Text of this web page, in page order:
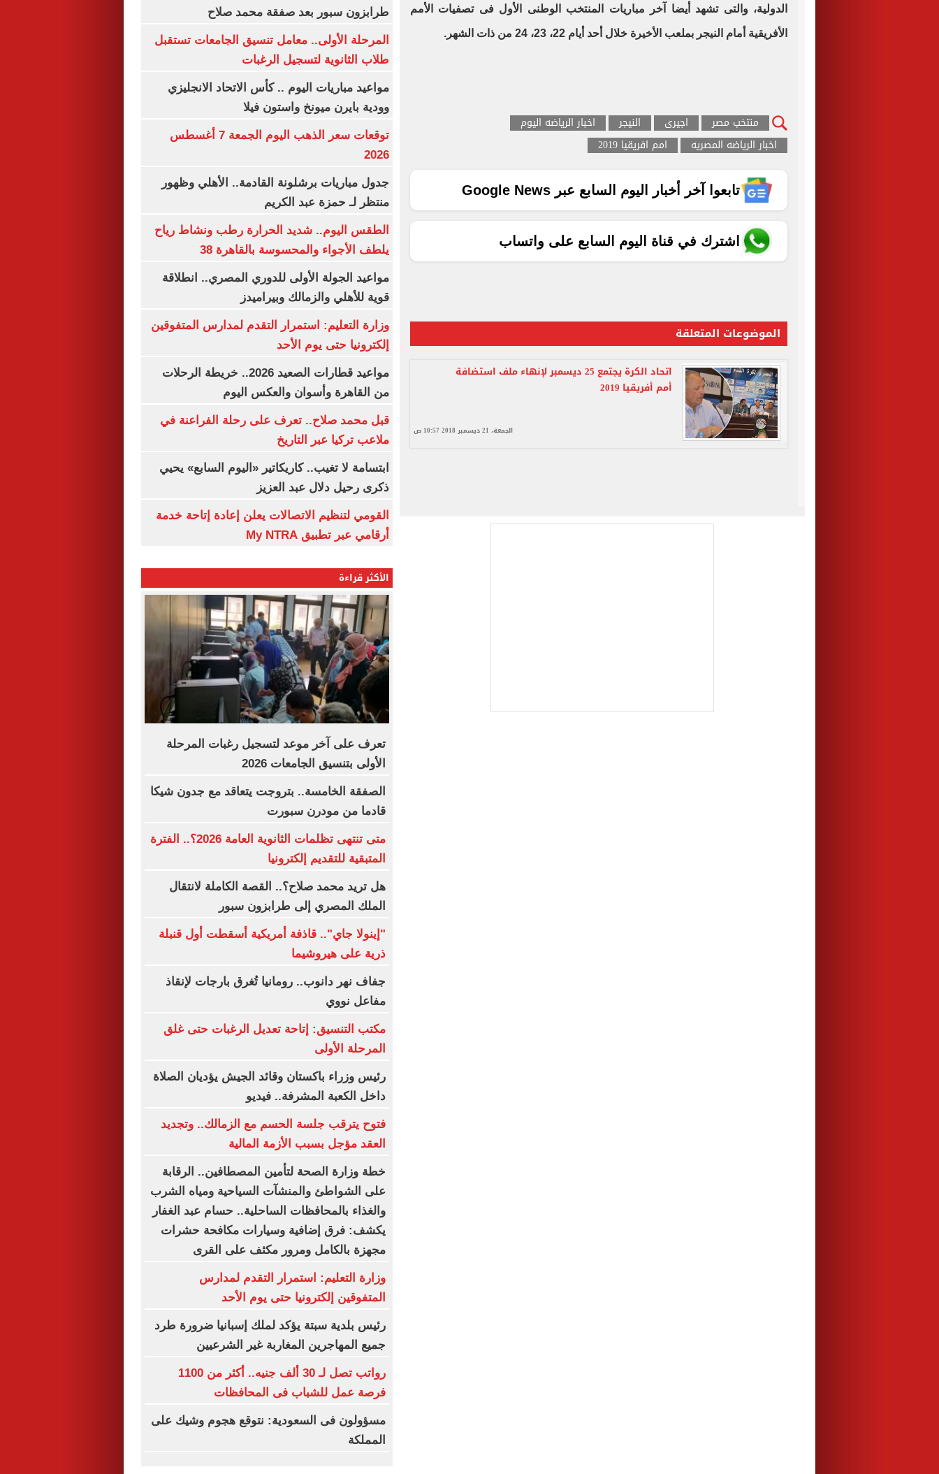
الدولية، والتى تشهد أيضا آخر مباريات المنتخب الوطنى الأول فى تصفيات الأمم
الأفريقية أمام النيجر بملعب الأخيرة خلال أحد أيام 22، 23، 24 من ذات الشهر.
منتخب مصر اجيرى النيجر
اخبار الرياضه اليوم
اخبار الرياضه المصريه
امم افريقيا 2019
تابعوا آخر أخبار اليوم السابع عبر Google News
اشترك في قناة اليوم السابع على واتساب
الموضوعات المتعلقة
اتحاد الكرة يجتمع 25 ديسمبر لإنهاء ملف استضافة
أمم أفريقيا 2019
الجمعة، 21 ديسمبر 2018 10:57 ص
طرابزون سبور بعد صفقة محمد صلاح
المرحلة الأولى.. معامل تنسيق الجامعات تستقبل
طلاب الثانوية لتسجيل الرغبات
مواعيد مباريات اليوم .. كأس الاتحاد الانجليزي
وودية بايرن ميونخ واستون فيلا
توقعات سعر الذهب اليوم الجمعة 7 أغسطس
2026
جدول مباريات برشلونة القادمة.. الأهلي وظهور
منتظر لـ حمزة عبد الكريم
الطقس اليوم.. شديد الحرارة رطب ونشاط رياح
يلطف الأجواء والمحسوسة بالقاهرة 38
مواعيد الجولة الأولى للدوري المصري.. انطلاقة
قوية للأهلي والزمالك وبيراميدز
وزارة التعليم: استمرار التقدم لمدارس المتفوقين
إلكترونيا حتى يوم الأحد
مواعيد قطارات الصعيد 2026.. خريطة الرحلات
من القاهرة وأسوان والعكس اليوم
قبل محمد صلاح.. تعرف على رحلة الفراعنة في
ملاعب تركيا عبر التاريخ
ابتسامة لا تغيب.. كاريكاتير «اليوم السابع» يحيي
ذكرى رحيل دلال عبد العزيز
القومي لتنظيم الاتصالات يعلن إعادة إتاحة خدمة
أرقامي عبر تطبيق My NTRA
الأكثر قراءة
تعرف على آخر موعد لتسجيل رغبات المرحلة
الأولى بتنسيق الجامعات 2026
الصفقة الخامسة.. بتروجت يتعاقد مع جدون شيكا
قادما من مودرن سبورت
متى تنتهى تظلمات الثانوية العامة 2026؟.. الفترة
المتبقية للتقديم إلكترونيا
هل تريد محمد صلاح؟.. القصة الكاملة لانتقال
الملك المصري إلى طرابزون سبور
"إينولا جاي".. قاذفة أمريكية أسقطت أول قنبلة
ذرية على هيروشيما
جفاف نهر دانوب.. رومانيا تُغرق بارجات لإنقاذ
مفاعل نووي
مكتب التنسيق: إتاحة تعديل الرغبات حتى غلق
المرحلة الأولى
رئيس وزراء باكستان وقائد الجيش يؤديان الصلاة
داخل الكعبة المشرفة.. فيديو
فتوح يترقب جلسة الحسم مع الزمالك.. وتجديد
العقد مؤجل بسبب الأزمة المالية
خطة وزارة الصحة لتأمين المصطافين.. الرقابة
على الشواطئ والمنشآت السياحية ومياه الشرب
والغذاء بالمحافظات الساحلية.. حسام عبد الغفار
يكشف: فرق إضافية وسيارات مكافحة حشرات
مجهزة بالكامل ومرور مكثف على القرى
وزارة التعليم: استمرار التقدم لمدارس
المتفوقين إلكترونيا حتى يوم الأحد
رئيس بلدية سبتة يؤكد لملك إسبانيا ضرورة طرد
جميع المهاجرين المغاربة غير الشرعيين
رواتب تصل لـ 30 ألف جنيه.. أكثر من 1100
فرصة عمل للشباب فى المحافظات
مسؤولون فى السعودية: نتوقع هجوم وشيك على
المملكة